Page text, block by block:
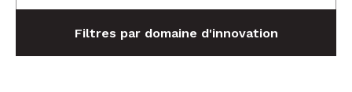
Filtres par domaine d'innovation